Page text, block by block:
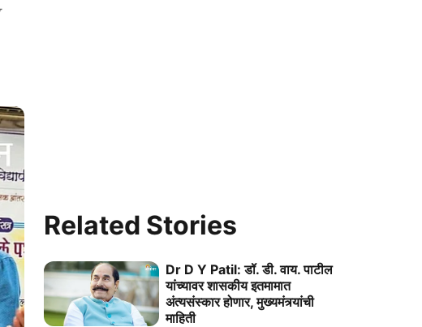
Related Stories
Dr D Y Patil: डॉ. डी. वाय. पाटील
यांच्यावर शासकीय इतमामात
अंत्यसंस्कार होणार, मुख्यमंत्र्यांची
माहिती